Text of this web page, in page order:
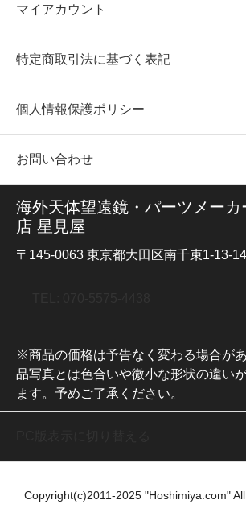
マイアカウント
特定商取引法に基づく表記
個人情報保護ポリシー
お問い合わせ
海外天体望遠鏡・パーツメーカ
店 星見屋
〒145-0063 東京都大田区南千束1-13-14
※商品の価格は予告なく変わる場合が
品写真とは色合いや微小な形状の違い
ます。予めご了承ください。
Copyright(c)2011-2025 "Hoshimiya.com"